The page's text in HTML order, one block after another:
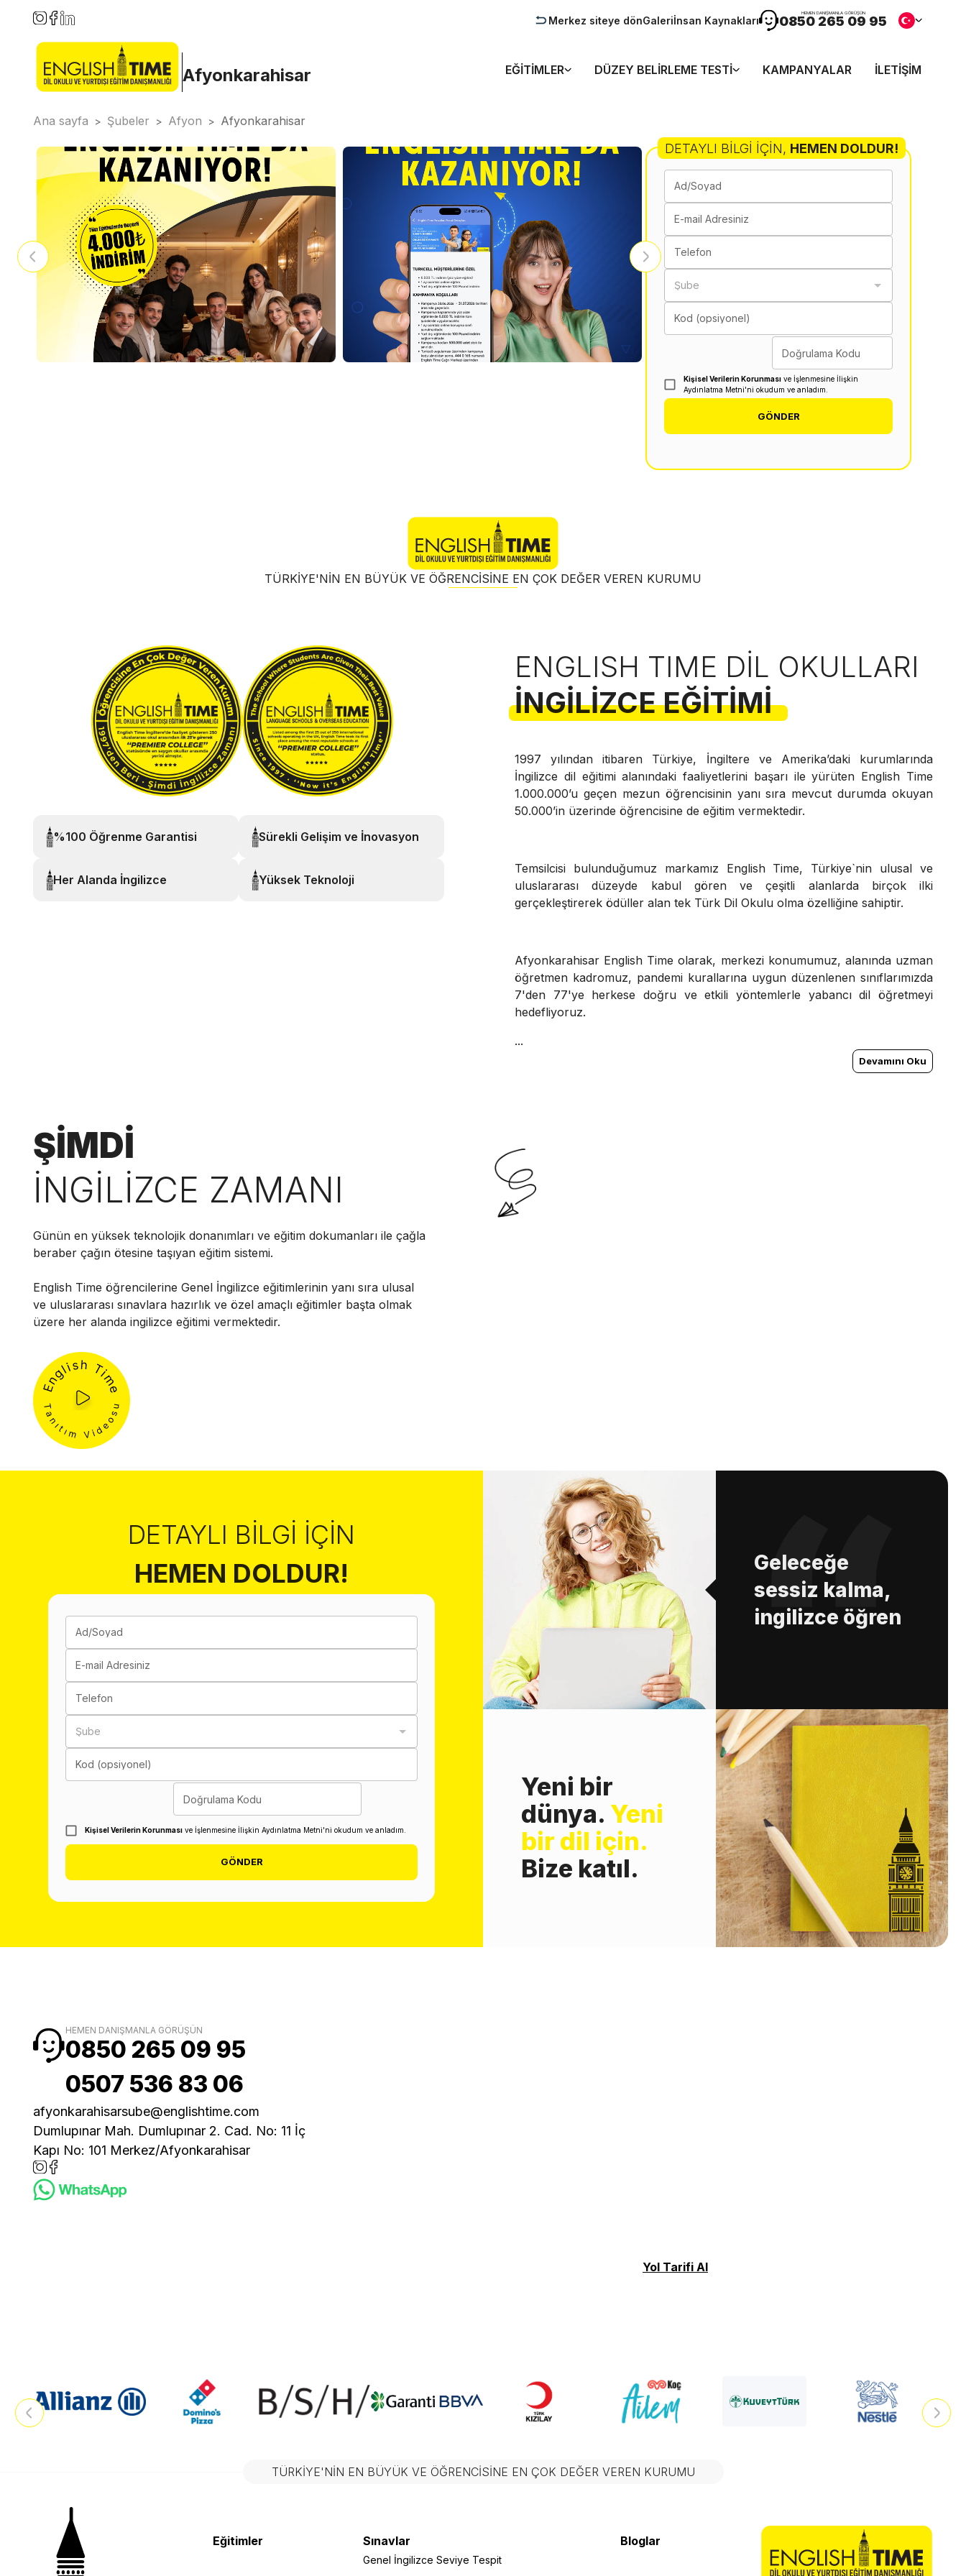
Merkez siteye dönGaleriİnsan Kaynakları
HEMEN DANIŞMANLA GÖRÜŞÜN
0850 265 09 95
Afyonkarahisar EĞITIMLER DÜZEY BELIRLEME TESTI KAMPANYALAR İLETIŞIM
Ana sayfa > Şubeler > Afyon > Afyonkarahisar
DETAYLI BILGI İÇIN, HEMEN DOLDUR!
Ad/Soyad
E-mail Adresiniz
Telefon
Şube
Kod (opsiyonel)
Doğrulama Kodu
Kişisel Verilerin Korunması ve İşlenmesine İlişkin
Aydınlatma Metni'ni okudum ve anladım.
GÖNDER
TÜRKIYE'NIN EN BÜYÜK VE ÖĞRENCISINE EN ÇOK DEĞER VEREN KURUMU
%100 Öğrenme Garantisi Sürekli Gelişim ve İnovasyon
Her Alanda İngilizce Yüksek Teknoloji
ENGLISH TIME DIL OKULLARI
İNGILIZCE EĞITIMI
1997 yılından itibaren Türkiye, İngiltere ve Amerika’daki kurumlarında
İngilizce dil eğitimi alanındaki faaliyetlerini başarı ile yürüten English Time
1.000.000’u geçen mezun öğrencisinin yanı sıra mevcut durumda okuyan
50.000’in üzerinde öğrencisine de eğitim vermektedir.
Temsilcisi bulunduğumuz markamız English Time, Türkiye`nin ulusal ve
uluslararası düzeyde kabul gören ve çeşitli alanlarda birçok ilki
gerçekleştirerek ödüller alan tek Türk Dil Okulu olma özelliğine sahiptir.
Afyonkarahisar English Time olarak, merkezi konumumuz, alanında uzman
öğretmen kadromuz, pandemi kurallarına uygun düzenlenen sınıflarımızda
7'den 77'ye herkese doğru ve etkili yöntemlerle yabancı dil öğretmeyi
hedefliyoruz.
...
Devamını Oku
ŞİMDİ
İNGİLİZCE ZAMANI
Günün en yüksek teknolojik donanımları ve eğitim dokumanları ile çağla
beraber çağın ötesine taşıyan eğitim sistemi.
English Time öğrencilerine Genel İngilizce eğitimlerinin yanı sıra ulusal
ve uluslararası sınavlara hazırlık ve özel amaçlı eğitimler başta olmak
üzere her alanda ingilizce eğitimi vermektedir.
DETAYLI BILGI İÇIN
HEMEN DOLDUR!
Ad/Soyad
E-mail Adresiniz
Telefon
Şube
Kod (opsiyonel)
Doğrulama Kodu
Kişisel Verilerin Korunması ve İşlenmesine İlişkin Aydınlatma Metni'ni okudum ve anladım.
GÖNDER
Geleceğe
sessiz kalma,
ingilizce öğren
Yeni bir
dünya. Yeni
bir dil için.
Bize katıl.
HEMEN DANIŞMANLA GÖRÜŞÜN
0850 265 09 95
0507 536 83 06
afyonkarahisarsube@englishtime.com
Dumlupınar Mah. Dumlupınar 2. Cad. No: 11 İç
Kapı No: 101 Merkez/Afyonkarahisar
Yol Tarifi Al
TÜRKIYE'NIN EN BÜYÜK VE ÖĞRENCISINE EN ÇOK DEĞER VEREN KURUMU
Eğitimler Sınavlar
Genel İngilizce Seviye Tespit
Bloglar